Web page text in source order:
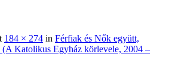
184 × 274 in Férfiak és Nők együtt,
(A Katolikus Egyház körlevele, 2004 –